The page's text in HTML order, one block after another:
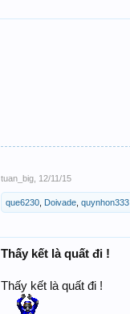
tuan_big 12/11/15
que6230 Doivade quynhon333
Thấy kết là quất đi !
Thấy kết là quất đi !